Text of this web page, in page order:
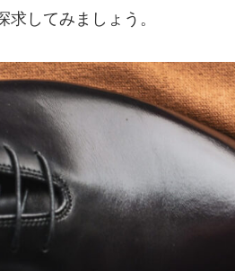
求してみましょう。